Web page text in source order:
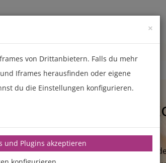
MANZ
E
Der MANZ-Backofen mit
×
von Drittanbietern. Falls du mehr
Iframes herausfinden oder eigene
du die Einstellungen konfigurieren.
und Plugins akzeptieren